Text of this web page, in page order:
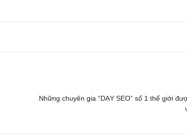
Những chuyên gia “DẠY SEO” số 1 thế giới